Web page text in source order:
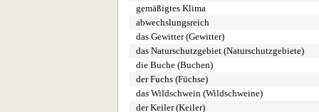
gemäßigtes Klima
abwechslungsreich
das Gewitter (Gewitter)
das Naturschutzgebiet (Naturschutzgebiete)
die Buche (Buchen)
der Fuchs (Füchse)
das Wildschwein (Wildschweine)
der Keiler (Keiler)